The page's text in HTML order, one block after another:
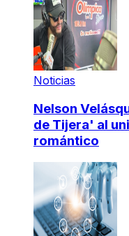
Noticias
Nelson
de Tijera' al
romántico